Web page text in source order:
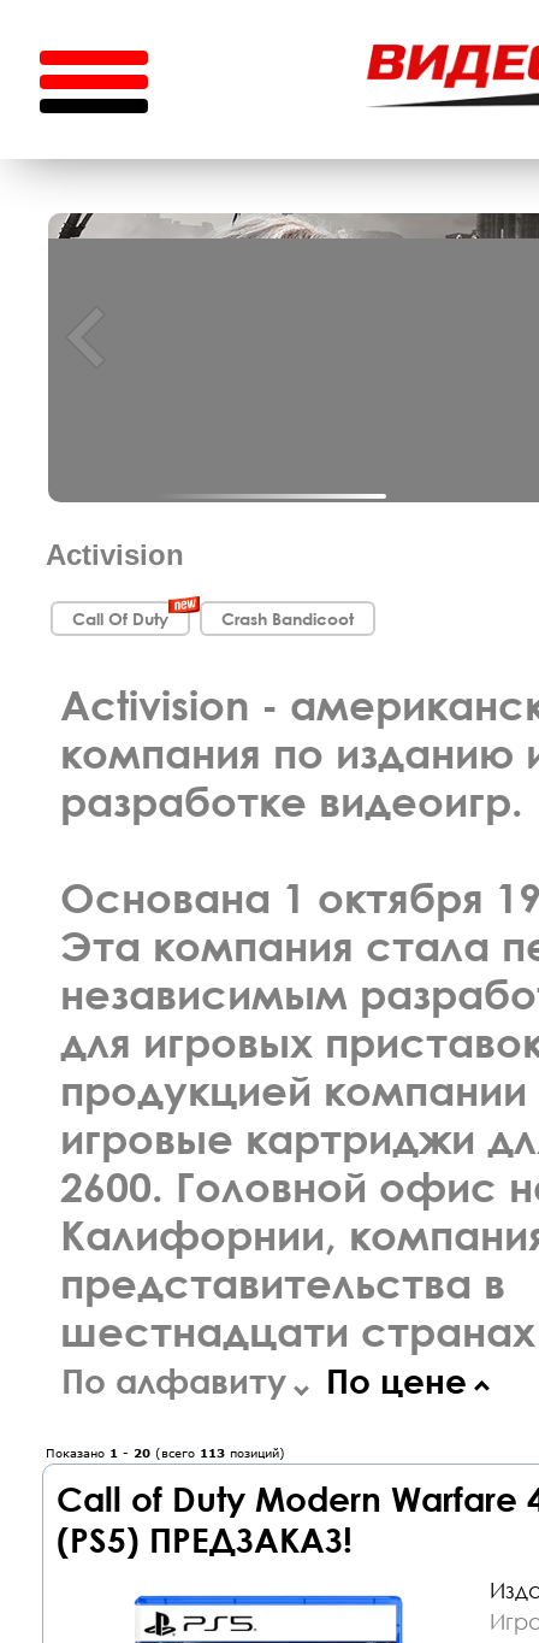
Activision
Call Of Duty Crash Bandicoot
Activision -
компания по изданию
разработке видеоигр.
Основана 1 октября
Эта компания стала
независимым
для игровых
продукцией компании
игровые картриджи
2600. Головной офис
Калифорнии,
представительства в
шестнадцати
По алфавиту По цене
Показано 1 - 20 (всего 113 позиций)
Call of Duty Modern Warfare
(PS5) ПРЕДЗАКАЗ!